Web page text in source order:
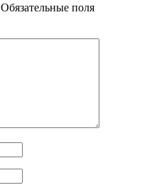
Обязательные поля